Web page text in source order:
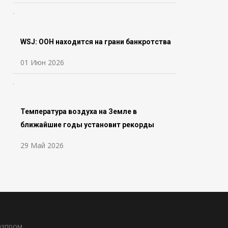
WSJ: ООН находится на грани банкротства
01 Июн 2026
Температура воздуха на Земле в
ближайшие годы установит рекорды
29 Май 2026